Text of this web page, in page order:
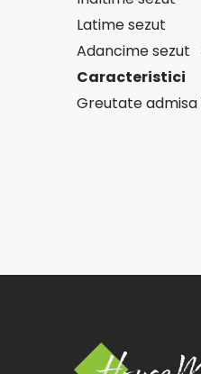
Latime sezut
Adancime sezut
Caracteristici
Greutate admisa